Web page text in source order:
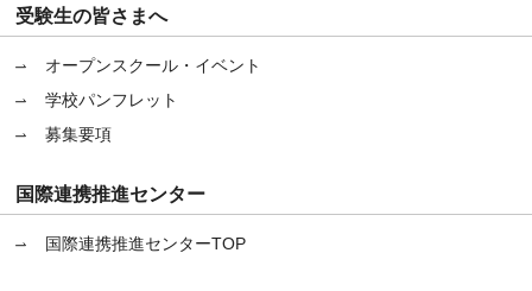
受験生の皆さまへ
オープンスクール・イベント
学校パンフレット
募集要項
国際連携推進センター
国際連携推進センターTOP